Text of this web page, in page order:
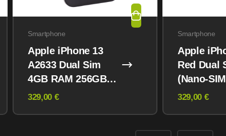
Smartphone
Apple iPhone 13
A2633 Dual Sim
4GB RAM 256GB
Midnight
329,00 €
Smartphone
Apple
Red Dual
(Nano-
eSIM)
329,00 €